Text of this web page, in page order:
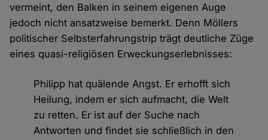
vermeint, den Balken in seinem eigenen Auge
jedoch nicht ansatzweise bemerkt. Denn Möllers
politischer Selbsterfahrungstrip trägt deutliche Züge
eines quasi-religiösen Erweckungserlebnisses:
Philipp hat quälende Angst. Er erhofft sich
Heilung, indem er sich aufmacht, die Welt
zu retten. Er ist auf der Suche nach
Antworten und findet sie schließlich in den